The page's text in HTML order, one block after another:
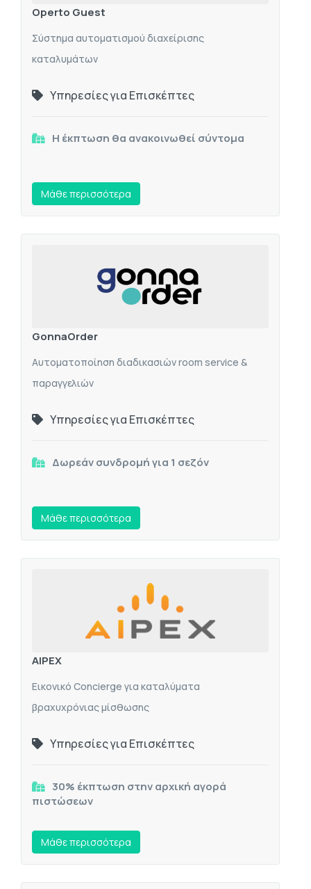
Operto Guest
Σύστημα αυτοματισμού διαχείρισης
καταλυμάτων
Υπηρεσίες για Επισκέπτες
Η έκπτωση θα ανακοινωθεί σύντομα
Mάθε περισσότερα
GonnaOrder
Aυτοματοποίηση διαδικασιών room service &
παραγγελιών
Υπηρεσίες για Επισκέπτες
Δωρεάν συνδρομή για 1 σεζόν
Mάθε περισσότερα
AIPEX
Εικονικό Concierge για καταλύματα
βραχυχρόνιας μίσθωσης
Υπηρεσίες για Επισκέπτες
30% έκπτωση στην αρχική αγορά
πιστώσεων
Mάθε περισσότερα